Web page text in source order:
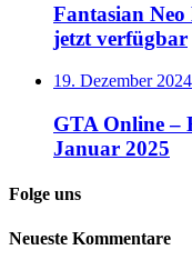
Fantasian Neo
jetzt verfügbar
19. Dezember 2024
GTA Online –
Januar 2025
Folge uns
Neueste Kommentare